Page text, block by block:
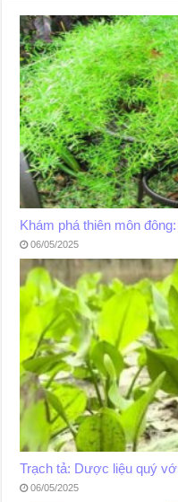
Khám phá thiên môn
06/05/2025
Trạch tả: Dược liệu quý
06/05/2025